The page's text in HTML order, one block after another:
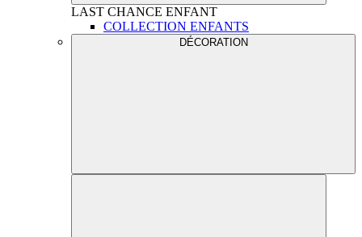
LAST CHANCE ENFANT
COLLECTION ENFANTS
DÉCORATION